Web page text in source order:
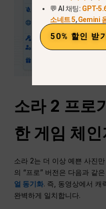
소라 2 프로
한 게임 체
소라 2는 더 이상 예쁜 사진
의 “프로” 버전은 다음과 같
얼 동기화. 즉, 동영상에서 캐
완벽하게 일치합니다.
💬 AI 채팅: GPT-
소네트 5,Gemini
50% 할인 받